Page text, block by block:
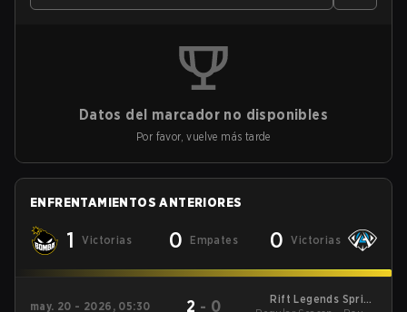
Datos del marcador no disponibles
Por favor, vuelve más tarde
ENFRENTAMIENTOS ANTERIORES
1 Victorias 0 Empates 0 Victorias
may. 20 - 2026, 05:30 2 - 0
Rift Legends Spring